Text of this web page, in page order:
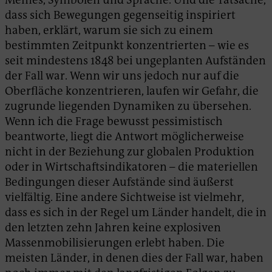
dass sich Bewegungen gegenseitig inspiriert
haben, erklärt, warum sie sich zu einem
bestimmten Zeitpunkt konzentrierten – wie es
seit mindestens 1848 bei ungeplanten Aufständen
der Fall war. Wenn wir uns jedoch nur auf die
Oberfläche konzentrieren, laufen wir Gefahr, die
zugrunde liegenden Dynamiken zu übersehen.
Wenn ich die Frage bewusst pessimistisch
beantworte, liegt die Antwort möglicherweise
nicht in der Beziehung zur globalen Produktion
oder in Wirtschaftsindikatoren – die materiellen
Bedingungen dieser Aufstände sind äußerst
vielfältig. Eine andere Sichtweise ist vielmehr,
dass es sich in der Regel um Länder handelt, die in
den letzten zehn Jahren keine explosiven
Massenmobilisierungen erlebt haben. Die
meisten Länder, in denen dies der Fall war, haben